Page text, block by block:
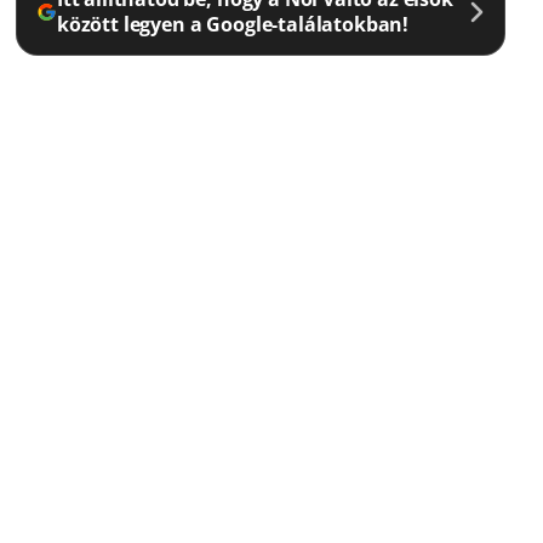
között legyen a Google-találatokban!